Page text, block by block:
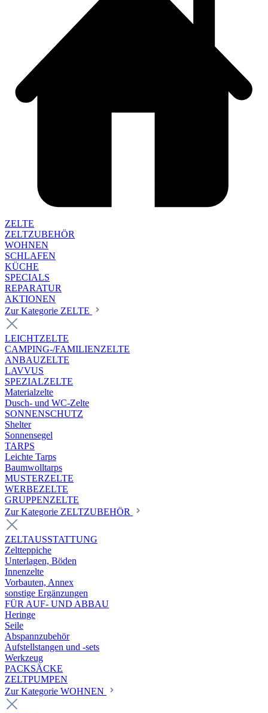
ZELTE
ZELTZUBEHÖR
WOHNEN
SCHLAFEN
KÜCHE
SPECIALS
REPARATUR
AKTIONEN
Zur Kategorie ZELTE
LEICHTZELTE
CAMPING-/FAMILIENZELTE
ANBAUZELTE
LAVVUS
SPEZIALZELTE
Materialzelte
Dusch- und WC-Zelte
SONNENSCHUTZ
Shelter
Sonnensegel
TARPS
Leichte Tarps
Baumwolltarps
MUSTERZELTE
WERBEZELTE
GRUPPENZELTE
Zur Kategorie ZELTZUBEHÖR
ZELTAUSSTATTUNG
Zeltteppiche
Unterlagen, Böden
Innenzelte
Vorbauten, Annex
sonstige Ergänzungen
FÜR AUF- UND ABBAU
Heringe
Seile
Abspannzubehör
Aufstellstangen und -sets
Werkzeug
PACKSÄCKE
ZELTPUMPEN
Zur Kategorie WOHNEN